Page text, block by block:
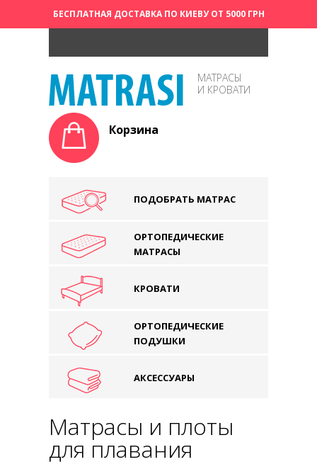
БЕСПЛАТНАЯ ДОСТАВКА ПО КИЕВУ ОТ 5000 ГРН
МАТРАСЫ
И КРОВАТИ
Корзина
ПОДОБРАТЬ МАТРАС
ОРТОПЕДИЧЕСКИЕ
МАТРАСЫ
КРОВАТИ
ОРТОПЕДИЧЕСКИЕ
ПОДУШКИ
АКСЕССУАРЫ
Матрасы и плоты
для плавания